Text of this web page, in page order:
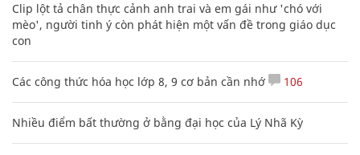
Clip lột tả chân thực cảnh anh trai và em gái như 'chó với
mèo', người tinh ý còn phát hiện một vấn đề trong giáo dục
con
Các công thức hóa học lớp 8, 9 cơ bản cần nhớ 106
Nhiều điểm bất thường ở bằng đại học của Lý Nhã Kỳ